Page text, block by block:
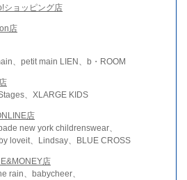
ショッピング店
店
、petit main LIEN、b・ROOM
、XLARGE KIDS
店
new york childrenswear、
loveit、Lindsay、BLUE CROSS
店
rain、babycheer、